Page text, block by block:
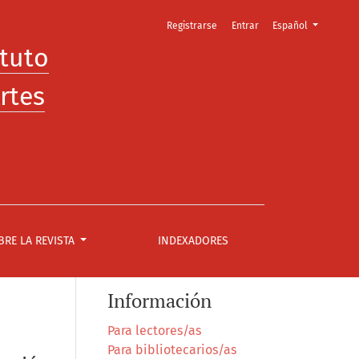
LA REVISTA INDEXADORES
Registrarse Entrar Cambiar el idioma.
Español
Información
Para lectores/as
Para bibliotecarios/as